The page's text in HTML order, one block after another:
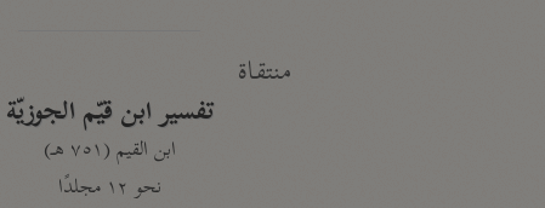
منتقاة
تفسير ابن قيّم الجوزيّة
ابن القيم (٧٥١ هـ)
نحو ١٢ مجلدًا